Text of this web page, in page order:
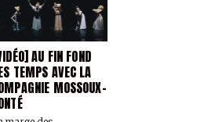
AU FIN FOND
TEMPS AVEC LA
MOSSOUX-